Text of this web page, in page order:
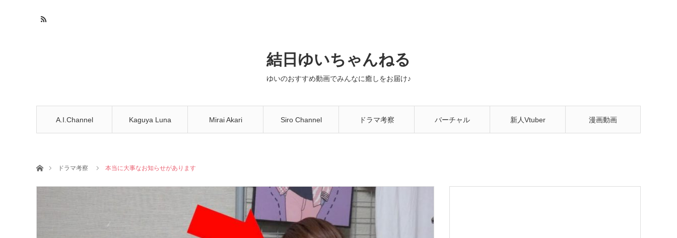
結日ゆいちゃんねる
ゆいのおすすめ動画でみんなに癒しをお届け♪
A.I.Channel Kaguya Luna Mirai Akari Siro Channel ドラマ考察 バーチャル 新人Vtuber 漫画動画
ホームドラマ考察 本当に大事なお知らせがあります